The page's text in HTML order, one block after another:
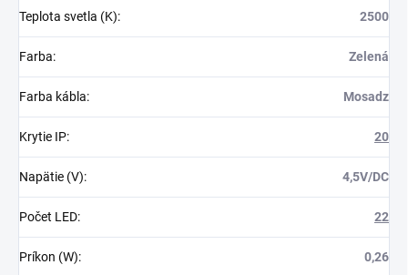
Teplota svetla (K): 2500
Farba: Zelená
Farba kábla: Mosadz
Krytie IP: 20
Napätie (V): 4,5V/DC
Počet LED: 22
Príkon (W): 0,26